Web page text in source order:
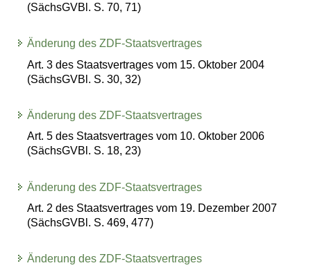
(SächsGVBl. S. 70, 71)
Änderung des ZDF-Staatsvertrages
Art. 3 des Staatsvertrages vom 15. Oktober 2004
(SächsGVBl. S. 30, 32)
Änderung des ZDF-Staatsvertrages
Art. 5 des Staatsvertrages vom 10. Oktober 2006
(SächsGVBl. S. 18, 23)
Änderung des ZDF-Staatsvertrages
Art. 2 des Staatsvertrages vom 19. Dezember 2007
(SächsGVBl. S. 469, 477)
Änderung des ZDF-Staatsvertrages